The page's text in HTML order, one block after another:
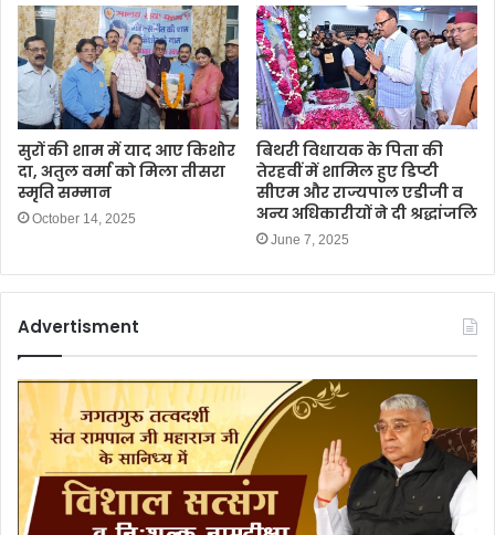
सुरों की शाम में याद आए किशोर
दा, अतुल वर्मा को मिला तीसरा
स्मृति सम्मान
October 14, 2025
बिथरी विधायक के पिता की
तेरहवीं में शामिल हुए डिप्टी
सीएम और राज्यपाल एडीजी व
अन्य अधिकारीयों ने दी श्रद्धांजलि
June 7, 2025
Advertisment